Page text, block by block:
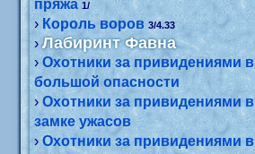
пряжа 1/
› Король воров 3/4.33
›Лабиринт Фавна
›Охотники за привидениями в
большой опасности
›Охотники за привидениями в
замке ужасов
›Охотники за привидениями в